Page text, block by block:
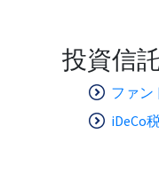
投資信
ファン
iDeCo